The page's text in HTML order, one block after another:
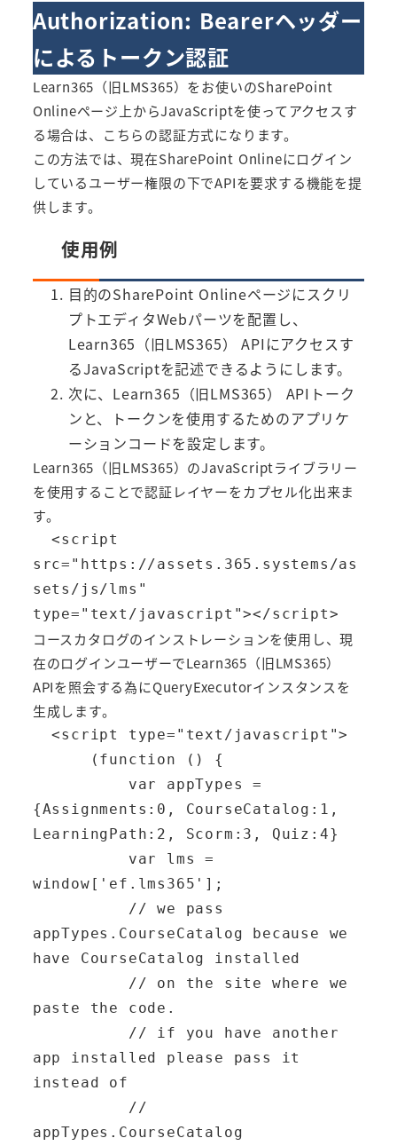
Authorization: Bearerヘッダー
によるトークン認証
Learn365（旧LMS365）をお使いのSharePoint
Onlineページ上からJavaScriptを使ってアクセスす
る場合は、こちらの認証方式になります。
この方法では、現在SharePoint Onlineにログイン
しているユーザー権限の下でAPIを要求する機能を提
供します。
使用例
目的のSharePoint Onlineページにスクリ
プトエディタWebパーツを配置し、
Learn365（旧LMS365） APIにアクセスす
るJavaScriptを記述できるようにします。
次に、Learn365（旧LMS365） APIトーク
ンと、トークンを使用するためのアプリケ
ーションコードを設定します。
Learn365（旧LMS365）のJavaScriptライブラリー
を使用することで認証レイヤーをカプセル化出来ま
す。
  <script
src="https://assets.365.systems/as
sets/js/lms"
type="text/javascript"></script>
コースカタログのインストレーションを使用し、現
在のログインユーザーでLearn365（旧LMS365）
APIを照会する為にQueryExecutorインスタンスを
生成します。
  <script type="text/javascript">
{Assignments:0, CourseCatalog:1,
LearningPath:2, Scorm:3, Quiz:4}
window['ef.lms365'];
appTypes.CourseCatalog because we
have CourseCatalog installed
paste the code.
app installed please pass it
instead of
appTypes.CourseCatalog